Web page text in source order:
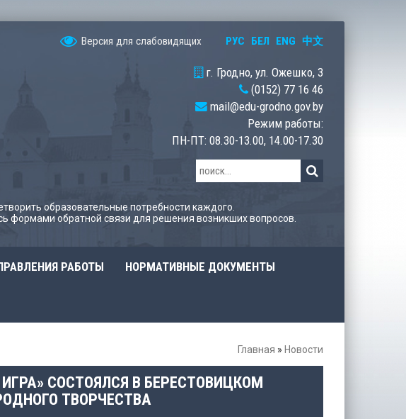
Версия для слабовидящих РУС БЕЛ ENG 中文
г. Гродно, ул. Ожешко, 3
(0152) 77 16 46
mail@edu-grodno.gov.by
Режим работы:
ПН-ПТ: 08.30-13.00, 14.00-17.30
образовательные потребности каждого.
формами обратной связи для решения возникших вопросов.
РАБОТЫ НОРМАТИВНЫЕ ДОКУМЕНТЫ
Главная » Новости
СОСТОЯЛСЯ В БЕРЕСТОВИЦКОМ
ТВОРЧЕСТВА